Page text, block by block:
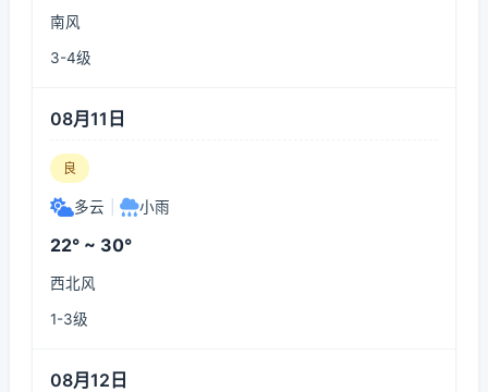
南风
3-4级
08月11日
良
多云 小雨
22° ~ 30°
西北风
1-3级
08月12日